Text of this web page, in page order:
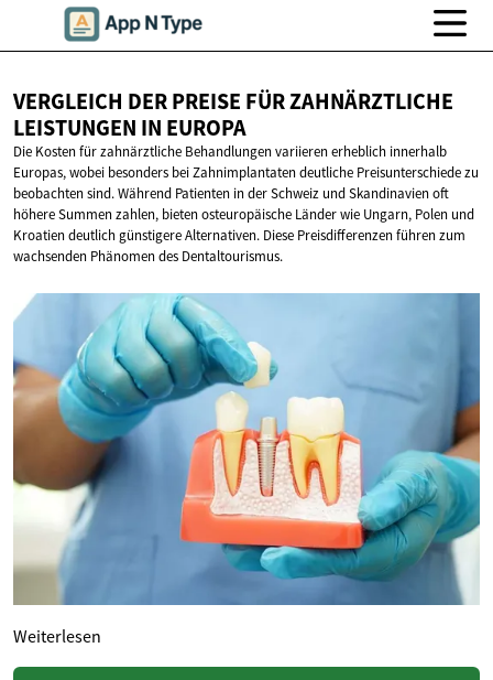
VERGLEICH DER PREISE FÜR ZAHNÄRZTLICHE
LEISTUNGEN IN EUROPA
Die Kosten für zahnärztliche Behandlungen variieren erheblich innerhalb
Europas, wobei besonders bei Zahnimplantaten deutliche Preisunterschiede zu
beobachten sind. Während Patienten in der Schweiz und Skandinavien oft
höhere Summen zahlen, bieten osteuropäische Länder wie Ungarn, Polen und
Kroatien deutlich günstigere Alternativen. Diese Preisdifferenzen führen zum
wachsenden Phänomen des Dentaltourismus.
Weiterlesen